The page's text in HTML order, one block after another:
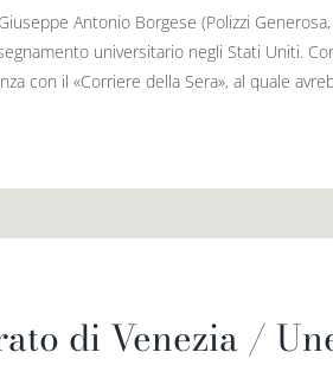
Antonio Borgese (Polizzi
universitario negli Stati Uniti.
con il «Corriere della Sera», al quale
di Venezia /